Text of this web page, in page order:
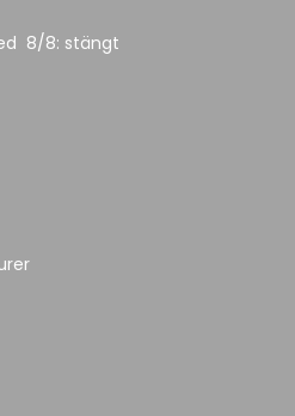
8/8: stängt